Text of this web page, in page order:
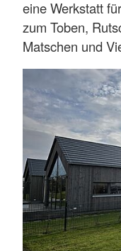
eine Werkstatt
zum Toben,
Matschen und